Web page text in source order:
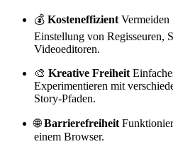
💰 Kosteneffizient
Einstellung von Regisseuren,
Videoeditoren.
🎨 Kreative Freiheit
Experimentieren mit
Story-Pfaden.
🌐Barrierefreiheit
einem Browser.